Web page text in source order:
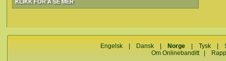
KLIKK FOR Å SE MER
Engelsk Dansk Norge |Tysk |
Om Onlinebanditt|